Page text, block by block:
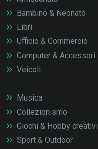
Bambino & Neonato
Libri
Ufficio & Commercio
Computer & Accessori
Veicoli
Musica
Collezionismo
Giochi & Hobby creativi
Sport & Outdoor